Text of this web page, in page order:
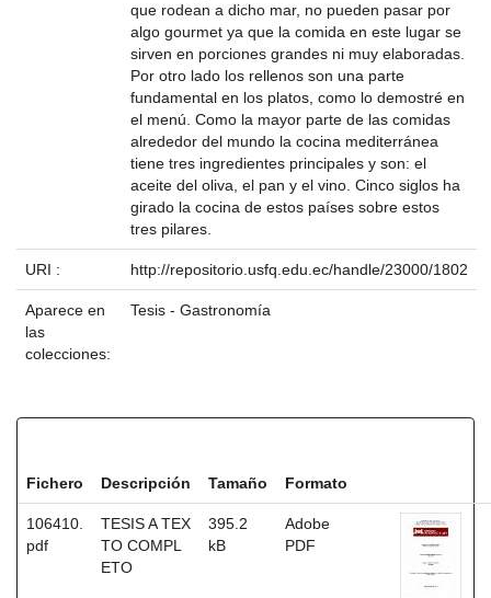
que rodean a dicho mar, no pueden pasar por
algo gourmet ya que la comida en este lugar se
sirven en porciones grandes ni muy elaboradas.
Por otro lado los rellenos son una parte
fundamental en los platos, como lo demostré en
el menú. Como la mayor parte de las comidas
alrededor del mundo la cocina mediterránea
tiene tres ingredientes principales y son: el
aceite del oliva, el pan y el vino. Cinco siglos ha
girado la cocina de estos países sobre estos
tres pilares.
URI : http://repositorio.usfq.edu.ec/handle/23000/1802
Aparece en
las
colecciones:
Tesis - Gastronomía
Fichero Descripción Tamaño Formato
106410.
pdf
TESIS A TEX
TO COMPL
ETO
395.2
kB
Adobe
PDF